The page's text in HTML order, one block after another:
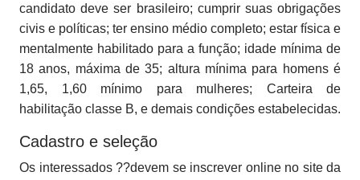
candidato deve ser brasileiro; cumprir suas obrigações
civis e políticas; ter ensino médio completo; estar física e
mentalmente habilitado para a função; idade mínima de
18 anos, máxima de 35; altura mínima para homens é
1,65, 1,60 mínimo para mulheres; Carteira de
habilitação classe B, e demais condições estabelecidas.
Cadastro e seleção
Os interessados ??devem se inscrever online no site da